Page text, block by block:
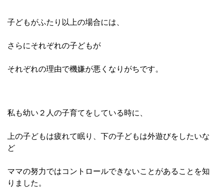
子どもがふたり以上の場合には、
さらにそれぞれの子どもが
それぞれの理由で機嫌が悪くなりがちです。
私も幼い２人の子育てをしている時に、
上の子どもは疲れて眠り、下の子どもは外遊びをしたいな
ど
ママの努力ではコントロールできないこと があることを知
りました。